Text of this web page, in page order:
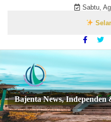
Sabtu,
Selamat
Bajenta News, Independen